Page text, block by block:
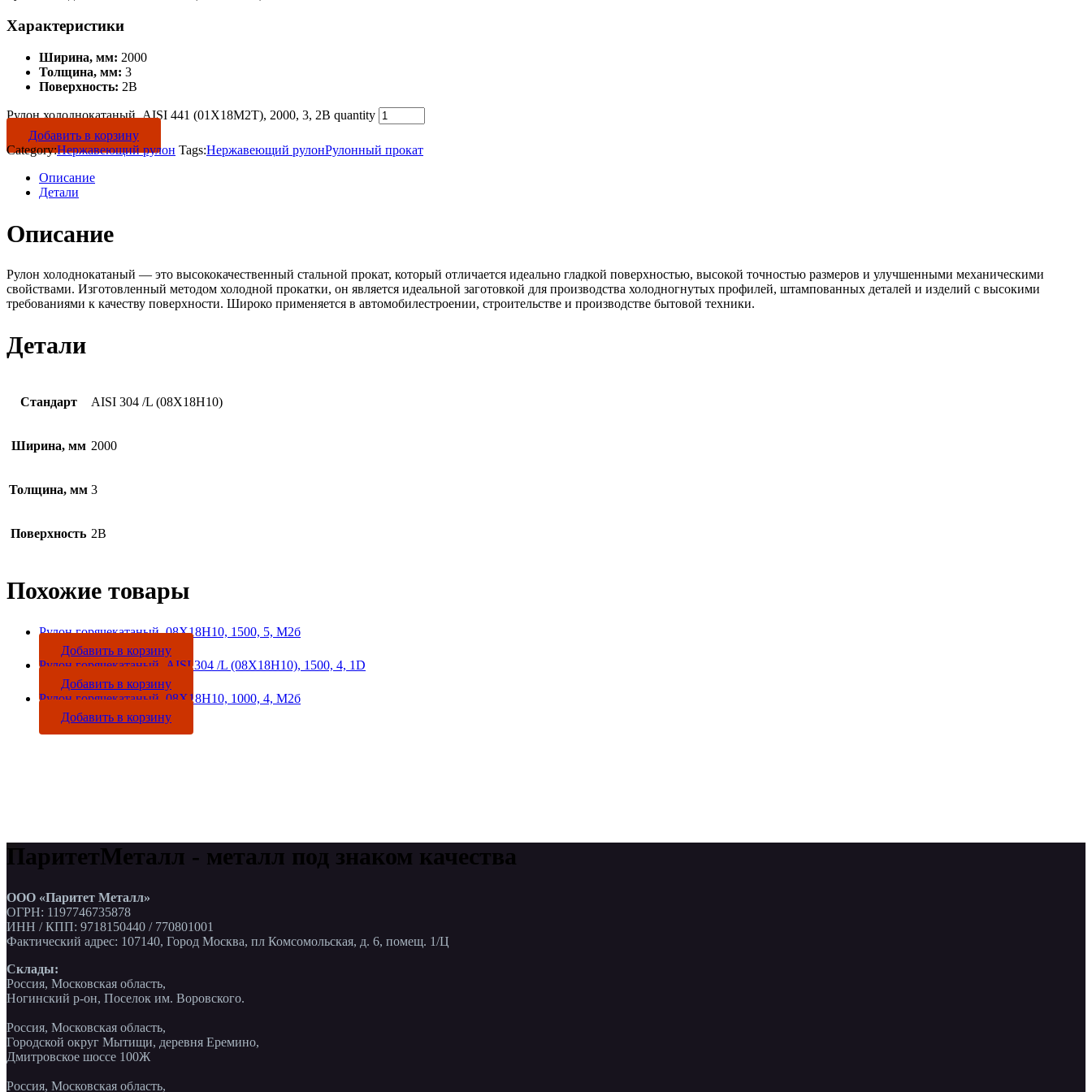
Характеристики
Ширина, мм: 2000
Толщина, мм: 3
Поверхность: 2B
Рулон холоднокатаный, AISI 441 (01Х18М2Т), 2000, 3, 2B quantity
Добавить в корзину
Category:Нержавеющий рулон Tags:Нержавеющий рулонРулонный прокат
Описание
Детали
Описание
Рулон холоднокатаный — это высококачественный стальной прокат, который отличается идеально гладкой поверхностью, высокой точностью размеров и улучшенными механическими
свойствами. Изготовленный методом холодной прокатки, он является идеальной заготовкой для производства холодногнутых профилей, штампованных деталей и изделий с высокими
требованиями к качеству поверхности. Широко применяется в автомобилестроении, строительстве и производстве бытовой техники.
Детали
Стандарт AISI 304 /L (08Х18Н10)
Ширина, мм 2000
Толщина, мм 3
Поверхность 2B
Похожие товары
Рулон горячекатаный, 08Х18Н10, 1500, 5, М2б
Добавить в корзину
Рулон горячекатаный, AISI 304 /L (08Х18Н10), 1500, 4, 1D
Добавить в корзину
Рулон горячекатаный, 08Х18Н10, 1000, 4, М2б
Добавить в корзину
ПаритетМеталл - металл под знаком качества
ООО «Паритет Металл»
ОГРН: 1197746735878
ИНН / КПП: 9718150440 / 770801001
Фактический адрес: 107140, Город Москва, пл Комсомольская, д. 6, помещ. 1/Ц
Склады:
Россия, Московская область,
Ногинский р-он, Поселок им. Воровского.
Россия, Московская область,
Городской округ Мытищи, деревня Еремино,
Дмитровское шоссе 100Ж
Россия, Московская область,